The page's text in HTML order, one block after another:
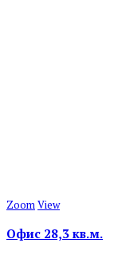
ZoomView
Офис 28,3 кв.м.